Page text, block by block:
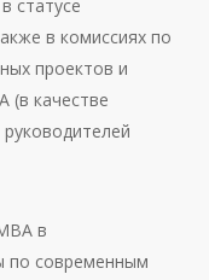
статусе
в комиссиях по
проектов и
качестве
в
по современным